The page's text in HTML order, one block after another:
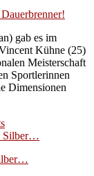
gab es im
Kühne (25)
Meisterschaft
Sportlerinnen
Dimensionen